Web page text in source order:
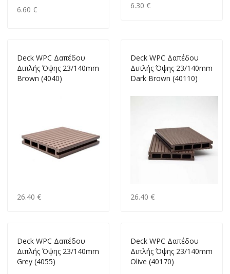
6.60 € 6.30 €
Deck WPC Δαπέδου
Διπλής Όψης 23/140mm
Brown (4040)
26.40 €
Deck WPC Δαπέδου
Διπλής Όψης 23/140mm
Dark Brown (40110)
26.40 €
Deck WPC Δαπέδου
Διπλής Όψης 23/140mm
Grey (4055)
Deck WPC Δαπέδου
Διπλής Όψης 23/140mm
Olive (40170)